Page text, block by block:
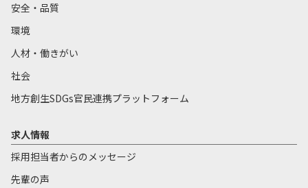
安全・品質
環境
人材・働きがい
社会
地方創生SDGs官民連携プラットフォーム
求人情報
採用担当者からのメッセージ
先輩の声